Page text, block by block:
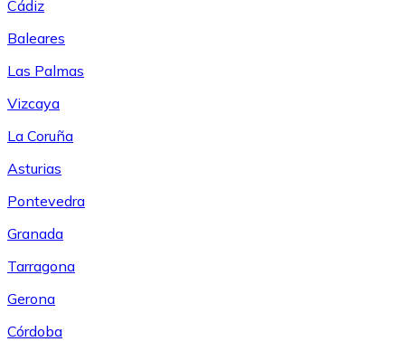
Cádiz
Baleares
Las Palmas
Vizcaya
La Coruña
Asturias
Pontevedra
Granada
Tarragona
Gerona
Córdoba